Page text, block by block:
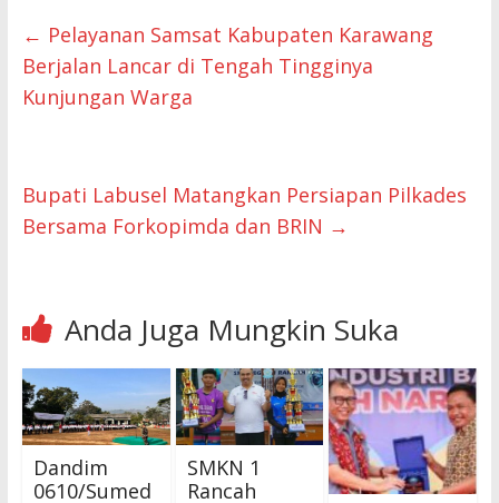
← Pelayanan Samsat Kabupaten Karawang
Berjalan Lancar di Tengah Tingginya
Kunjungan Warga
Bupati Labusel Matangkan Persiapan Pilkades
Bersama Forkopimda dan BRIN →
Anda Juga Mungkin Suka
Dandim
0610/Sumed
SMKN 1
Rancah